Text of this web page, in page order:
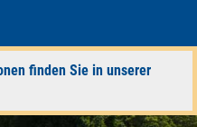
finden Sie in unserer